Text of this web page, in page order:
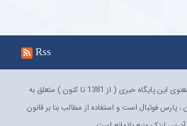
Rss
تمام حقوق مادی و معنوی این پایگاه خبری ( از 1381 تا کنون ) متعلق به
، پارس فوتبال است و استفاده از مطالب بنا بر قانون